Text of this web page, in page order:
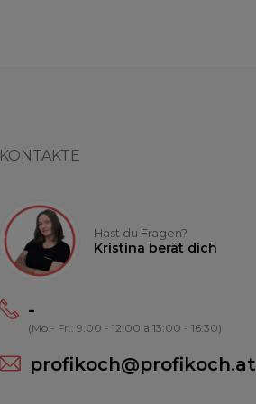
KONTAKTE
Hast du Fragen?
Kristina berät dich
-
(Mo - Fr.: 9:00 - 12:00 a 13:00 - 16:30)
profikoch@profikoch.at